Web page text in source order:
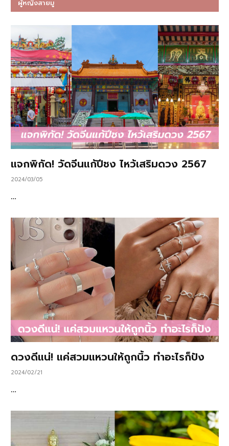
ผู้หญิงสายมู
แจกพิกัด! วัดจีนแก้ปีชง ไหว้เสริมดวง 2567
2024/03/05
…
ดวงดีแน่! แค่สวมแหวนให้ถูกนิ้ว ทำอะไรก็ปัง
2024/02/21
…